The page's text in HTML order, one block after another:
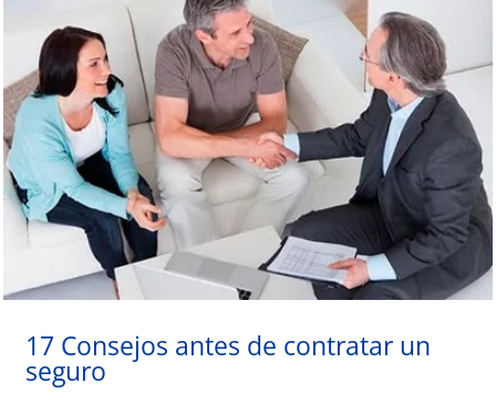
17 Consejos antes de contratar un
seguro